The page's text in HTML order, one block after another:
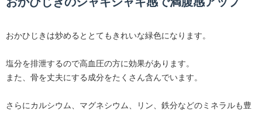
おかひじきは炒めるととてもきれいな緑色になります。
塩分を排泄するので高血圧の方に効果があります。
また、骨を丈夫にする成分をたくさん含んでいます。
さらにカルシウム、マグネシウム、リン、鉄分などのミネラルも豊